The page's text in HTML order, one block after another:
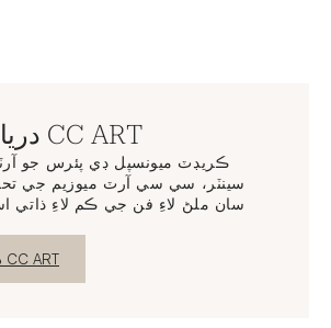
دريافت ڪريو CC ART
ڪريڊٽ ميونسپل ڊي پئرس جو
سينٽر، سي سي آرٽ ميوزيم جي
سان ملڻ لاءِ فن جي ڪم لاءِ ذاتي
دريافت ڪريو CC ART